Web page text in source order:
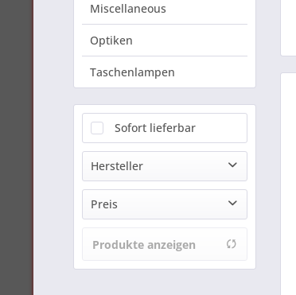
Miscellaneous
Optiken
Taschenlampen
Sofort lieferbar
Hersteller
Beretta
Browning
Carl Gustafs
Preis
26,00 €
3699,00 €
Produkte anzeigen